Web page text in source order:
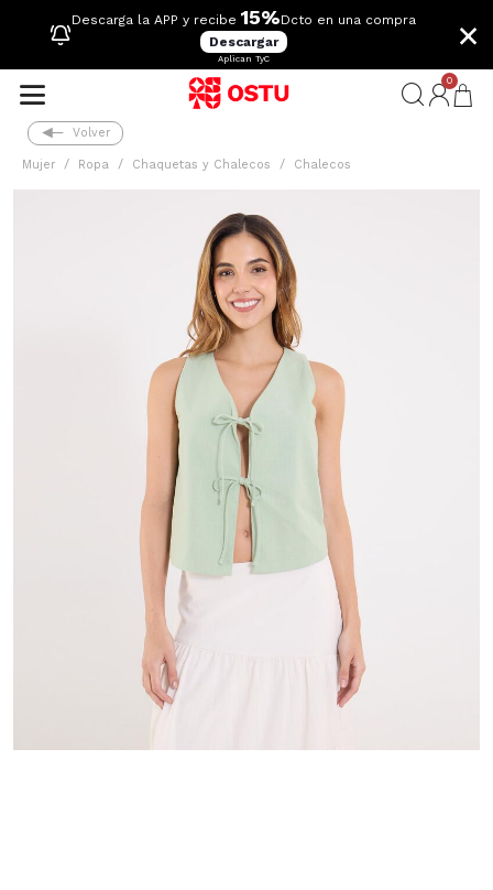
Descarga la APP y recibe 15%Dcto en una compra
Descargar
Aplican TyC
×
0
Volver
Mujer Ropa Chaquetas y Chalecos Chalecos